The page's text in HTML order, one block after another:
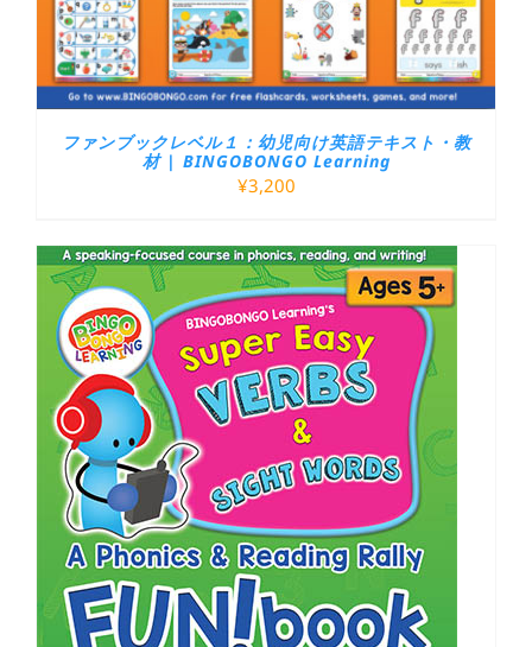
ファンブックレベル１：幼児向け英語テキスト・教
材 | BINGOBONGO Learning
¥3,200